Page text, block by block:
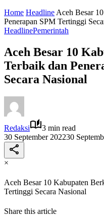
Home Headline Aceh Besar
Penerapan SPM Tertinggi
HeadlinePemerintah
Aceh Besar 10
Terbaik dan
Secara Nasional
Redaksi
3 min read
30 September 202230
×
Aceh Besar 10 Kabupaten
Tertinggi Secara Nasional
Share this article